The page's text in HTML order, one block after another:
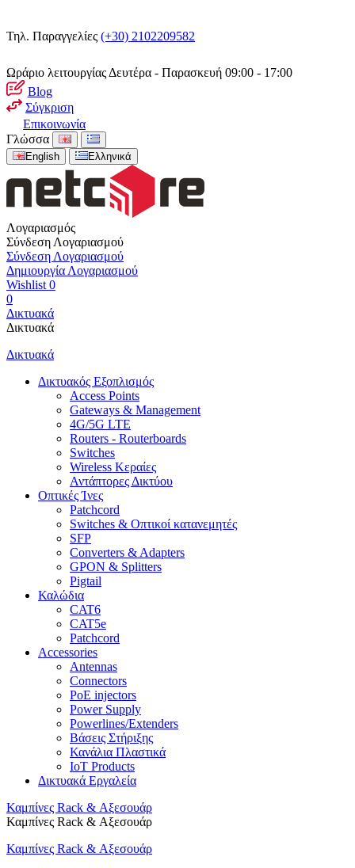
Τηλ. Παραγγελίες (+30) 2102209582
Ωράριο λειτουργίας Δευτέρα - Παρασκευή 09:00 - 17:00
Blog
Σύγκριση
Επικοινωνία
Γλώσσα
English Ελληνικά
Λογαριασμός
Σύνδεση Λογαριασμού
Σύνδεση Λογαριασμού
Δημιουργία Λογαριασμού
Wishlist 0
0
Δικτυακά
Δικτυακά
Δικτυακά
Δικτυακός Εξοπλισμός
Access Points
Gateways & Management
4G/5G LTE
Routers - Routerboards
Switches
Wireless Κεραίες
Αντάπτορες Δικτύου
Οπτικές Ίνες
Patchcord
Switches & Οπτικοί κατανεμητές
SFP
Converters & Adapters
GPON & Splitters
Pigtail
Καλώδια
CAT6
CAT5e
Patchcord
Accessories
Antennas
Connectors
PoE injectors
Power Supply
Powerlines/Extenders
Βάσεις Στήριξης
Κανάλια Πλαστικά
IoT Products
Δικτυακά Εργαλεία
Καμπίνες Rack & Αξεσουάρ
Καμπίνες Rack & Αξεσουάρ
Καμπίνες Rack & Αξεσουάρ